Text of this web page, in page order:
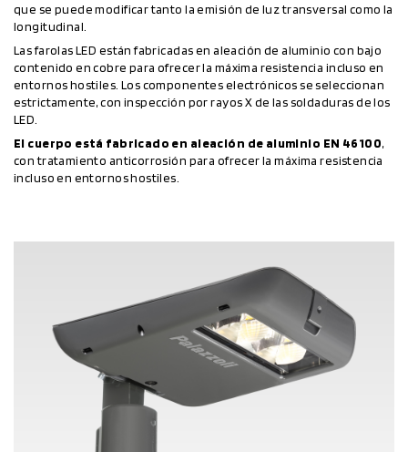
que se puede modificar tanto la emisión de luz transversal como la
longitudinal.
Las farolas LED están fabricadas en aleación de aluminio con bajo
contenido en cobre para ofrecer la máxima resistencia incluso en
entornos hostiles. Los componentes electrónicos se seleccionan
estrictamente, con inspección por rayos X de las soldaduras de los
LED.
El cuerpo está fabricado en aleación de aluminio EN 46100,
con tratamiento anticorrosión para ofrecer la máxima resistencia
incluso en entornos hostiles.